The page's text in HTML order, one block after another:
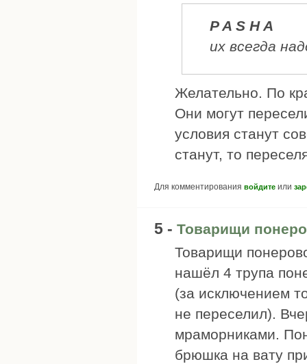
P A S H A
их всегда
Желательно. По
Они могут
условия станут
станут, то
Для комментирования войдите или
5 - Товарищи
Товарищи
нашёл 4 трупа
(за исключением
не переселил).
мраморниками.
брюшка на вату